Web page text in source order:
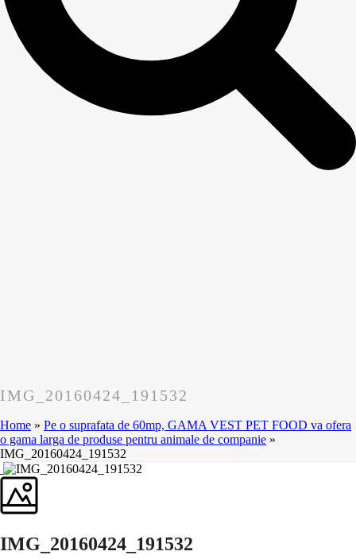
IMG_20160424_191532
Home » Pe o suprafata de 60mp, GAMA VEST PET FOOD va ofera
o gama larga de produse pentru animale de companie »
IMG_20160424_191532
IMG_20160424_191532